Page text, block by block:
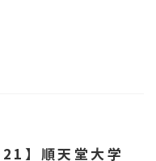
】順天堂大学